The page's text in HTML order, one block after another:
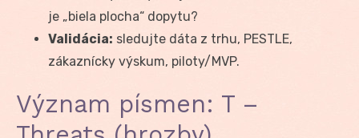
je „biela plocha“ dopytu?
Validácia: sledujte dáta z trhu, PESTLE,
zákaznícky výskum, piloty/MVP.
Význam písmen: T –